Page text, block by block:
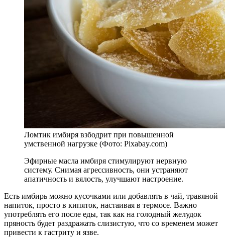
Ломтик имбиря взбодрит при повышенной
умственной нагрузке (Фото: Pixabay.com)
Эфирные масла имбиря стимулируют нервную
систему. Снимая агрессивность, они устраняют
апатичность и вялость, улучшают настроение.
Есть имбирь можно кусочками или добавлять в чай, травяной
напиток, просто в кипяток, настаивая в термосе. Важно
употреблять его после еды, так как на голодный желудок
пряность будет раздражать слизистую, что со временем может
привести к гастриту и язве.